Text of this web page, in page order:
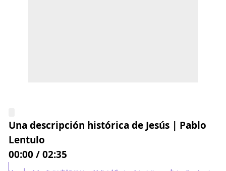
Una descripción histórica de Jesús | Pablo
Lentulo
00:00 /02:35